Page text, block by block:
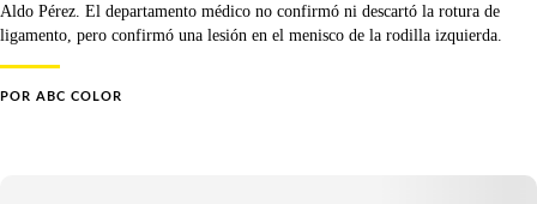
Aldo Pérez. El departamento médico no confirmó ni descartó la rotura de
ligamento, pero confirmó una lesión en el menisco de la rodilla izquierda.
POR ABC COLOR